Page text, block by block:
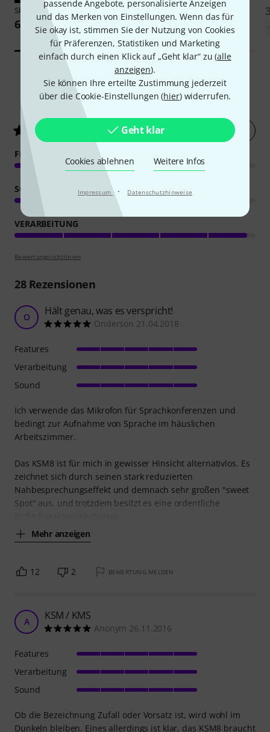
passende Angebote, personalisierte Anzeigen
und das Merken von Einstellungen. Wenn das für
Sie okay ist, stimmen Sie der Nutzung von Cookies
für Präferenzen, Statistiken und Marketing
einfach durch einen Klick auf „Geht klar“ zu (alle
anzeigen).
Sie können Ihre erteilte Zustimmung jederzeit
über die Cookie-Einstellungen (hier) widerrufen.
Geht klar
Cookies ablehnen Weitere Infos
Impressum · Datenschutzhinweise
Shure Carry Pouch for SM 58
6,50 € 14,50 €
47Kundenbewertungen
/ 5 Jetzt bewerten
FEATURES
SOUND
VERARBEITUNG
Bewertungsrichtlinien
28Rezensionen
O Hält genau, was es verspricht!
Onderson 21.04.2018
Ich verwende das Mikrofon für Sprachkonferenzen und
bedingt zur Aufnahme von Sprache im häuslichen
Arbeitszimmer.
Das KSM8 ist für mich in gewisser Hinsicht alternativlos. Es
zeichnet sich durch seinen stark reduzierten
Nahbesprechungseffekt und demnach sehr großen "sweet
Spot" aus, und trotzdem besitzt es eine ordentliche
Mehr anzeigen
Features
Verarbeitung
Sound
12 2 BEWERTUNG MELDEN
A KSM / KMS
Anonym 26.11.2016
Ob die Bezeichnung Zufall oder Vorsatz ist, wird wohl im
Dunkeln bleiben. Eines allerdings ist klar, das KSM8 braucht
Features
Verarbeitung
Sound